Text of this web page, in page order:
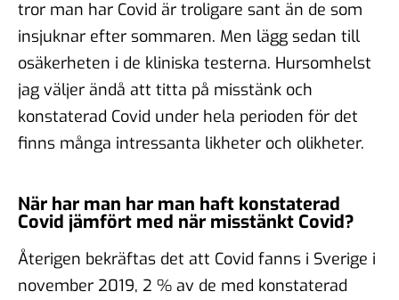
tror man har Covid är troligare sant än de som
insjuknar efter sommaren. Men lägg sedan till
osäkerheten i de kliniska testerna. Hursomhelst
jag väljer ändå att titta på misstänk och
konstaterad Covid under hela perioden för det
finns många intressanta likheter och olikheter.
När har man har man haft konstaterad
Covid jämfört med när misstänkt Covid?
Återigen bekräftas det att Covid fanns i Sverige i
november 2019, 2 % av de med konstaterad